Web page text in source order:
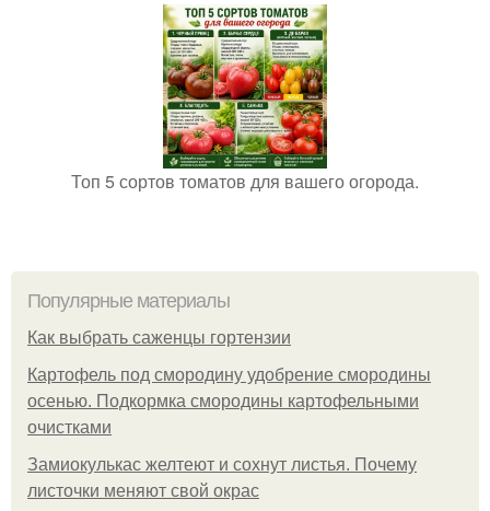
Топ 5 сортов томатов для вашего огорода.
Популярные материалы
Как выбрать саженцы гортензии
Картофель под смородину удобрение смородины
осенью. Подкормка смородины картофельными
очистками
Замиокулькас желтеют и сохнут листья. Почему
листочки меняют свой окрас